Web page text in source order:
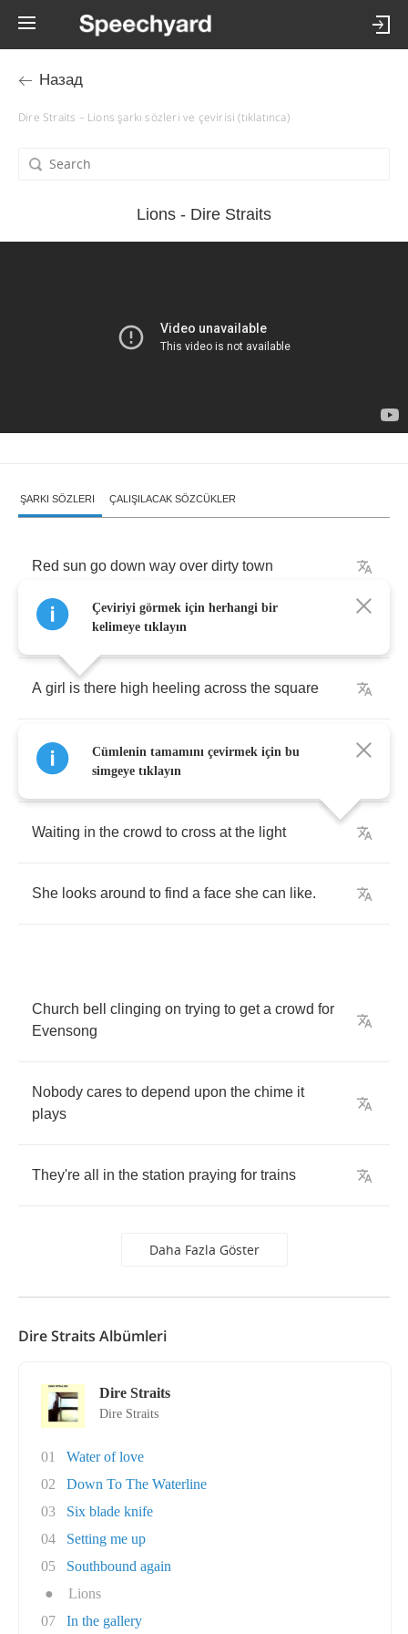
Назад
Dire Straits – Lions şarkı sözleri ve çevirisi (tıklatınca)
Lions - Dire Straits
ŞARKI SÖZLERI ÇALIŞILACAK SÖZCÜKLER
Red sun go down way over dirty town
Starling are sweeping around
A girl is there high heeling across the square
Wind blows around in her hair and the flags
upon
poles
Waiting in the crowd to cross at the light
She looks around to find a face she can like.
Church bell clinging on trying to get a crowd for
Evensong
Nobody cares to depend upon the chime it
plays
They're all in the station praying for trains
Daha Fazla Göster
Çeviriyi görmek için herhangi bir
kelimeye tıklayın
Cümlenin tamamını çevirmek için bu
simgeye tıklayın
Dire Straits Albümleri
Dire Straits
Dire Straits
01
Water of love
02
Down To The Waterline
03
Six blade knife
04
Setting me up
05
Southbound again
●
Lions
07
In the gallery